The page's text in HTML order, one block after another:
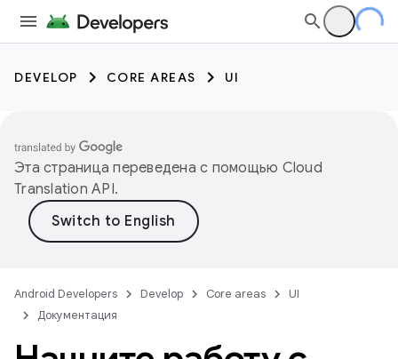
DEVELOP CORE AREAS UI
Эта страница переведена с помощью Cloud
Translation API.
Android Developers Develop Core areas
UI
Документация